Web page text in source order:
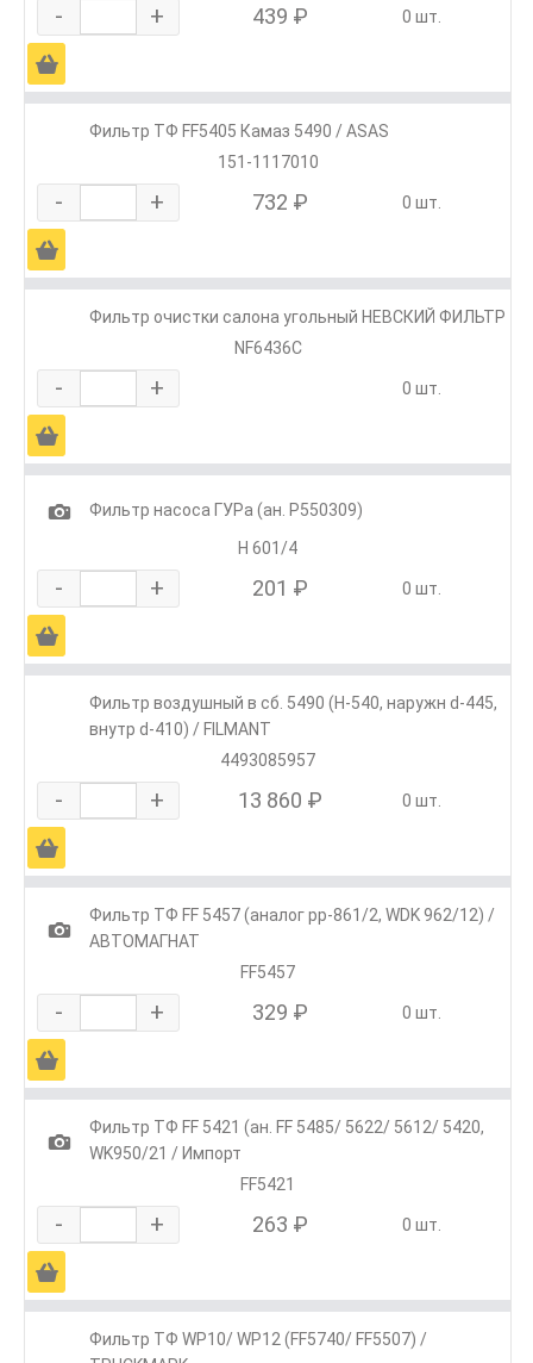
- + 439 ₽ 0 шт.
Ä
Фильтр ТФ FF5405 Камаз 5490 / ASAS
151-1117010
- + 732 ₽ 0 шт.
Ä
Фильтр очистки салона угольный НЕВСКИЙ ФИЛЬТР
NF6436C
- + 0 шт.
Ä
1
Фильтр насоса ГУРа (ан. Р550309)
H 601/4
- + 201 ₽ 0 шт.
Ä
Фильтр воздушный в сб. 5490 (H-540, наружн d-445,
внутр d-410) / FILMANT
4493085957
- + 13 860 ₽ 0 шт.
Ä
1
Фильтр ТФ FF 5457 (аналог pp-861/2, WDK 962/12) /
АВТОМАГНАТ
FF5457
- + 329 ₽ 0 шт.
Ä
1
Фильтр ТФ FF 5421 (ан. FF 5485/ 5622/ 5612/ 5420,
WK950/21 / Импорт
FF5421
- + 263 ₽ 0 шт.
Ä
Фильтр ТФ WP10/ WP12 (FF5740/ FF5507) /